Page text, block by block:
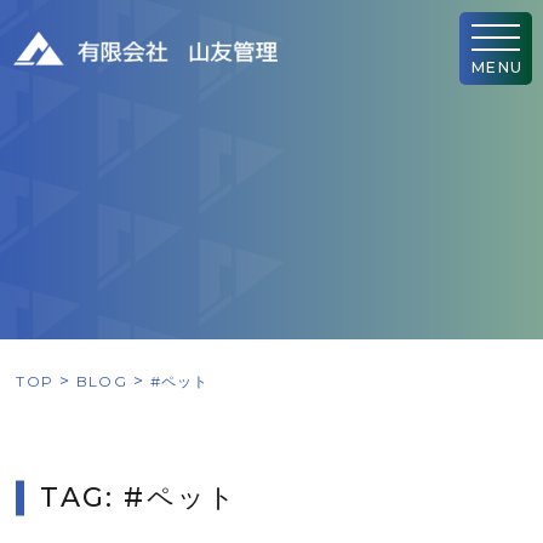
MENU
TOP BLOG #ペット
TAG: #ペット